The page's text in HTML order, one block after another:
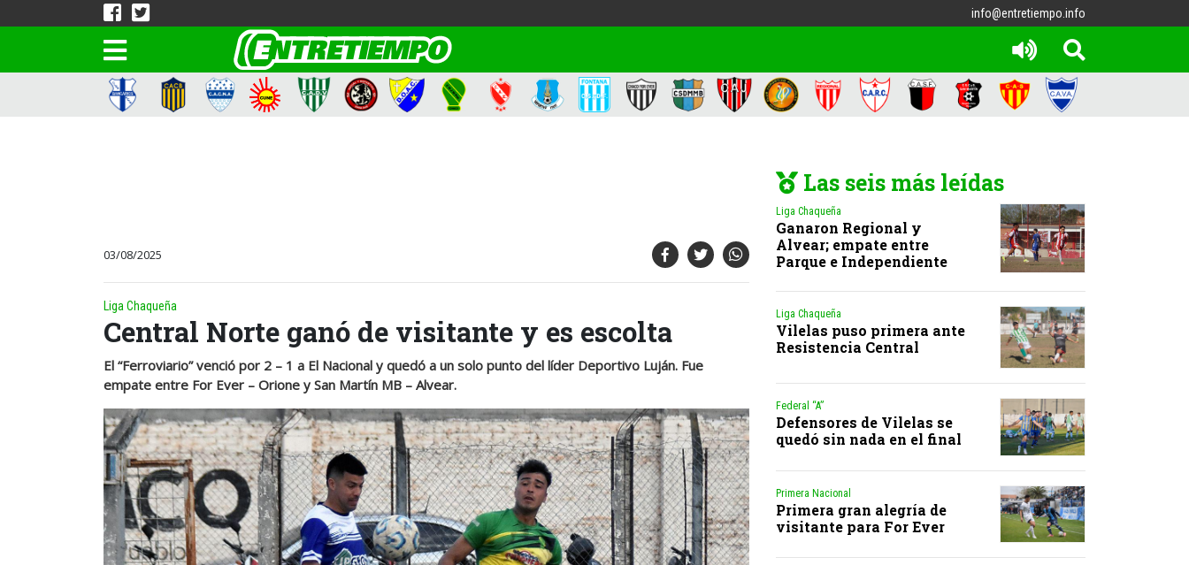
info@entretiempo.info
03/08/2025
Liga Chaqueña
Central Norte ganó de visitante y es escolta
El “Ferroviario” venció por 2 – 1 a El Nacional y quedó a un solo punto del líder Deportivo Luján. Fue
empate entre For Ever – Orione y San Martín MB – Alvear.
Las seis más leídas
Liga Chaqueña
Ganaron Regional y
Alvear; empate entre
Parque e Independiente
Liga Chaqueña
Vilelas puso primera ante
Resistencia Central
Federal “A”
Defensores de Vilelas se
quedó sin nada en el final
Primera Nacional
Primera gran alegría de
visitante para For Ever